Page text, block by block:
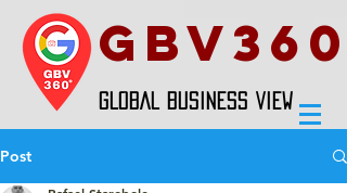
GBV360
GLOBAL BUSINESS VIEW
Post